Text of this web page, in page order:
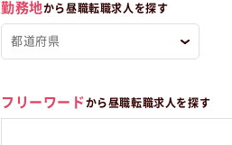
勤務地から昼職転職求人を探す
フリーワードから昼職転職求人を探す